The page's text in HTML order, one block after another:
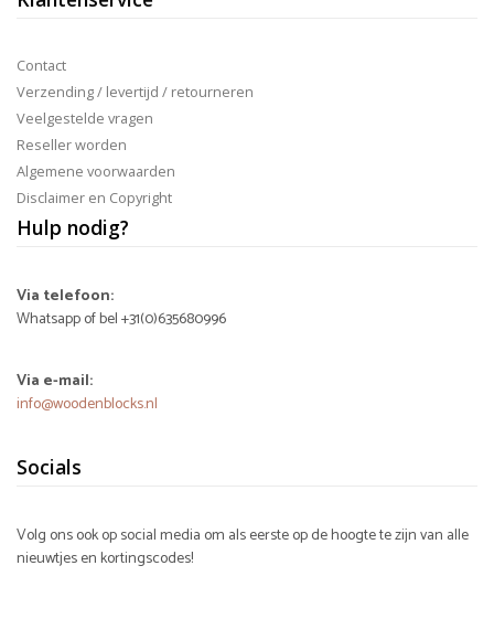
Contact
Verzending / levertijd / retourneren
Veelgestelde vragen
Reseller worden
Algemene voorwaarden
Disclaimer en Copyright
Hulp nodig?
Via telefoon:
Whatsapp of bel +31(0)635680996
Via e-mail:
info@woodenblocks.nl
Socials
Volg ons ook op social media om als eerste op de hoogte te zijn van alle
nieuwtjes en kortingscodes!